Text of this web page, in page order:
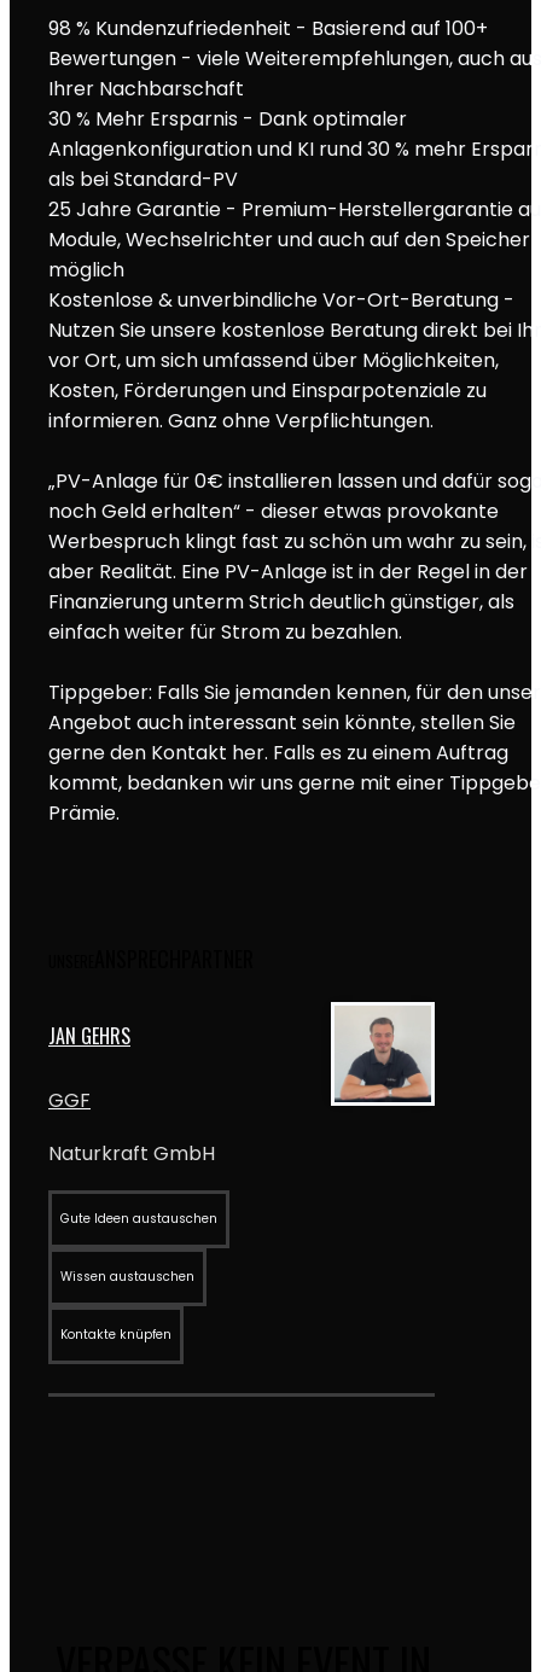
98 % Kundenzufriedenheit - Basierend auf 100+
Bewertungen - viele Weiterempfehlungen, auch aus
Ihrer Nachbarschaft
30 % Mehr Ersparnis - Dank optimaler
Anlagenkonfiguration und KI rund 30 % mehr
als bei Standard-PV
25 Jahre Garantie - Premium-Herstellergarantie
Module, Wechselrichter und auch auf den Speicher
möglich
Kostenlose & unverbindliche Vor-Ort-Beratung -
Nutzen Sie unsere kostenlose Beratung direkt bei
vor Ort, um sich umfassend über Möglichkeiten,
Kosten, Förderungen und Einsparpotenziale zu
informieren. Ganz ohne Verpflichtungen.
„PV-Anlage für 0€ installieren lassen und dafür
noch Geld erhalten“ - dieser etwas provokante
Werbespruch klingt fast zu schön um wahr zu sein,
aber Realität. Eine PV-Anlage ist in der Regel in der
Finanzierung unterm Strich deutlich günstiger, als
einfach weiter für Strom zu bezahlen.
Tippgeber: Falls Sie jemanden kennen, für den unser
Angebot auch interessant sein könnte, stellen Sie
gerne den Kontakt her. Falls es zu einem Auftrag
kommt, bedanken wir uns gerne mit einer
Prämie.
JAN GEHRS
GGF
Naturkraft GmbH
Gute Ideen austauschen
Wissen austauschen
Kontakte knüpfen